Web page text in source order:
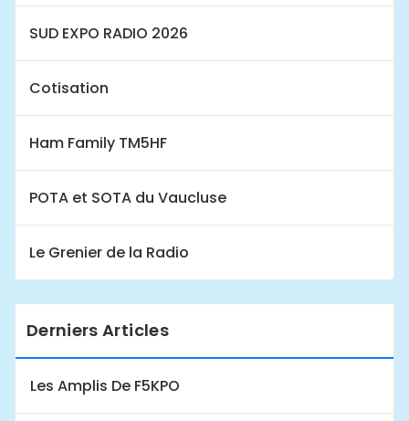
SUD EXPO RADIO 2026
Cotisation
Ham Family TM5HF
POTA et SOTA du Vaucluse
Le Grenier de la Radio
Derniers Articles
Les Amplis De F5KPO